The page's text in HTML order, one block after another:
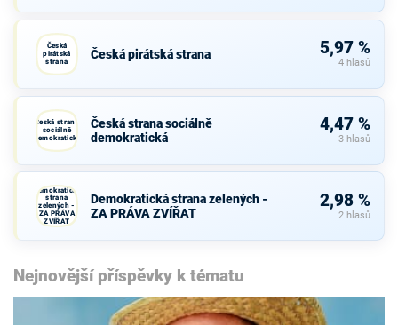
Česká
pirátská
strana
Česká pirátská strana 5,97 %
4 hlasů
Česká strana
sociálně
demokratická
Česká strana sociálně
demokratická
4,47 %
3 hlasů
Demokratická
strana
zelených -
ZA PRÁVA
ZVÍŘAT
Demokratická strana zelených -
ZA PRÁVA ZVÍŘAT
2,98 %
2 hlasů
Nejnovější příspěvky k tématu